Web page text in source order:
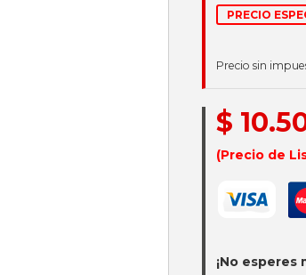
PRECIO
Precio sin
$
(Precio de
¡No esperes